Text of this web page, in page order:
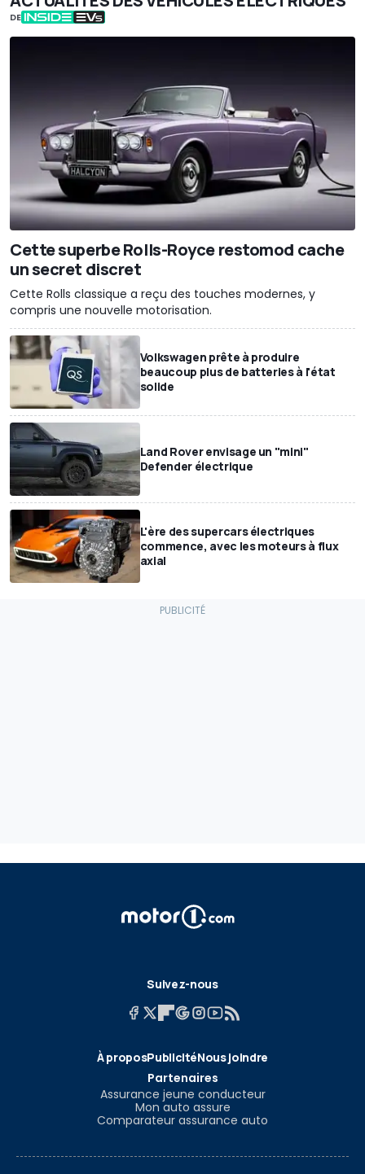
DE
Cette superbe Rolls-Royce restomod cache
un secret discret
Cette Rolls classique a reçu des touches modernes, y
compris une nouvelle motorisation.
Volkswagen prête à produire
beaucoup plus de batteries à l'état
solide
Land Rover envisage un "mini"
Defender électrique
L'ère des supercars électriques
commence, avec les moteurs à flux
axial
Suivez-nous
À proposPublicitéNous joindre
Partenaires
Assurance jeune conducteur
Mon auto assure
Comparateur assurance auto